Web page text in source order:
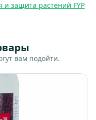
защита растений FYP
вам подойти.